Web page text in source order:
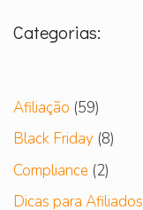
Categorias:
Afiliação (59)
Black Friday (8)
Compliance (2)
Dicas para Afiliados